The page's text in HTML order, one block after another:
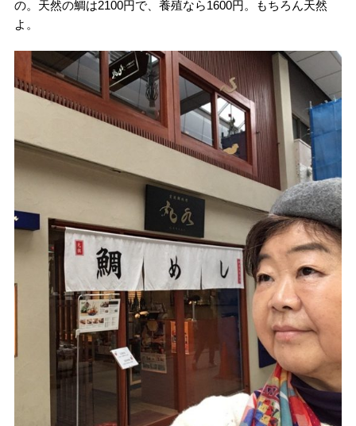
の。天然の鯛は2100円で、養殖なら1600円。もちろん天然
よ。